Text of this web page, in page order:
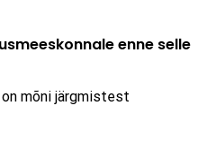
enne selle
mõni järgmistest